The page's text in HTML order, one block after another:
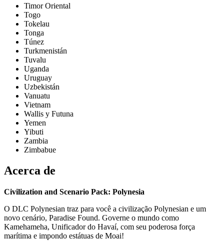
Timor Oriental
Togo
Tokelau
Tonga
Túnez
Turkmenistán
Tuvalu
Uganda
Uruguay
Uzbekistán
Vanuatu
Vietnam
Wallis y Futuna
Yemen
Yibuti
Zambia
Zimbabue
Acerca de
Civilization and Scenario Pack: Polynesia
O DLC Polynesian traz para você a civilização Polynesian e um
novo cenário, Paradise Found. Governe o mundo como
Kamehameha, Unificador do Havaí, com seu poderosa força
marítima e impondo estátuas de Moai!